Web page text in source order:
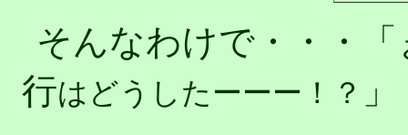
そんなわけで・・・
行はどうしたーーー！？ 」